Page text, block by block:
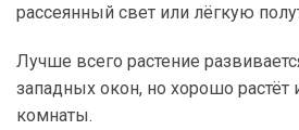
рассеянный свет или лёгкую
Лучше всего растение
западных окон, но хорошо растёт
комнаты.